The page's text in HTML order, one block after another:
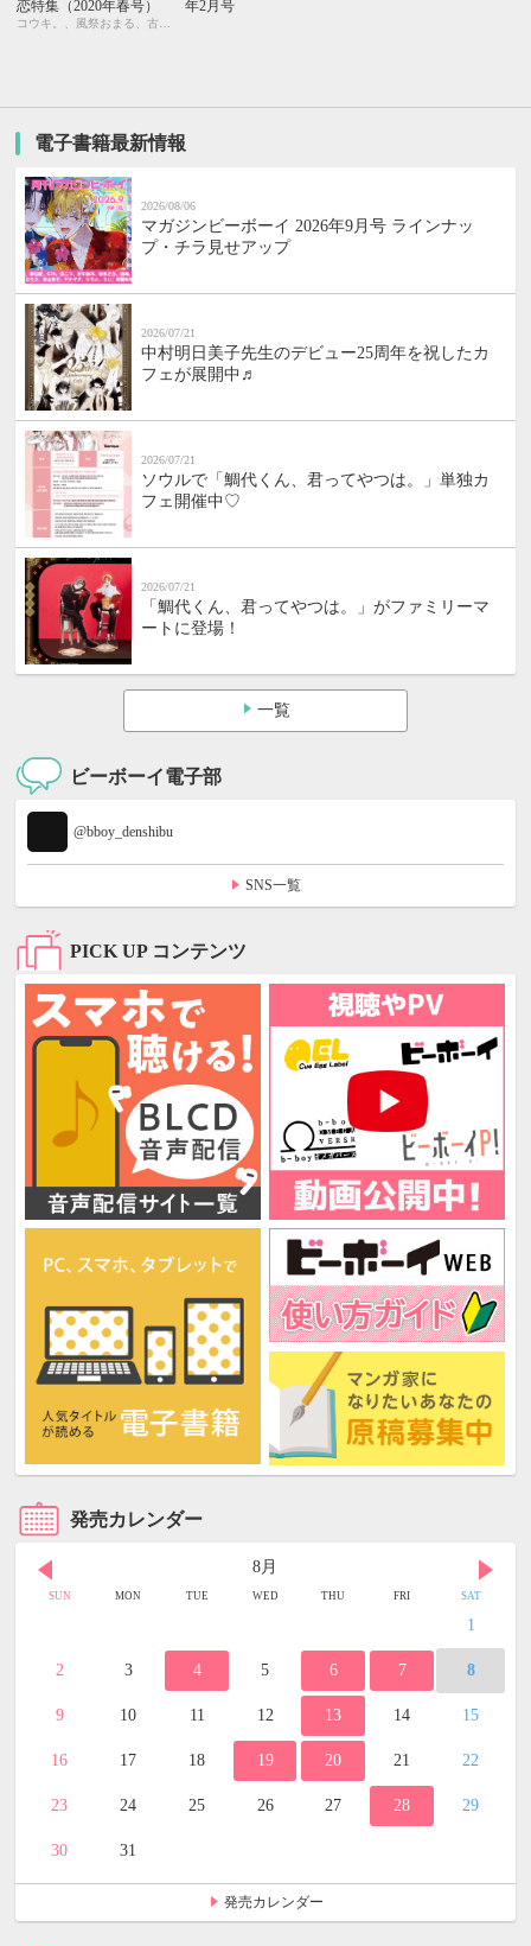
恋特集（2020年春号） 年2月号
電子書籍最新情報
2026/08/06
マガジンビーボーイ 2026年9月号 ラインナッ
プ・チラ見せアップ
2026/07/21
中村明日美子先生のデビュー25周年を祝したカ
フェが展開中♬
2026/07/21
ソウルで「鯛代くん、君ってやつは。」単独カ
フェ開催中♡
2026/07/21
「鯛代くん、君ってやつは。」がファミリーマ
ートに登場！
一覧
ビーボーイ電子部
@bboy_denshibu
SNS一覧
PICK UP コンテンツ
発売カレンダー
8月
SUN MON TUE WED THU FRI SAT
1
2 3 4 5 6 7 8
9 10 11 12 13 14 15
16 17 18 19 20 21 22
23 24 25 26 27 28 29
30 31
発売カレンダー